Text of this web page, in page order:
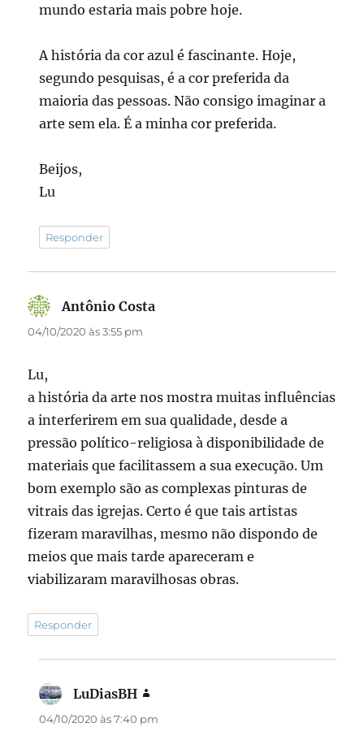
mundo estaria mais pobre hoje.
A história da cor azul é fascinante. Hoje,
segundo pesquisas, é a cor preferida da
maioria das pessoas. Não consigo imaginar a
arte sem ela. É a minha cor preferida.
Beijos,
Lu
Responder
Antônio Costa
04/10/2020 às 3:55 pm
Lu,
a história da arte nos mostra muitas influências
a interferirem em sua qualidade, desde a
pressão político-religiosa à disponibilidade de
materiais que facilitassem a sua execução. Um
bom exemplo são as complexas pinturas de
vitrais das igrejas. Certo é que tais artistas
fizeram maravilhas, mesmo não dispondo de
meios que mais tarde apareceram e
viabilizaram maravilhosas obras.
Responder
LuDiasBH
04/10/2020 às 7:40 pm